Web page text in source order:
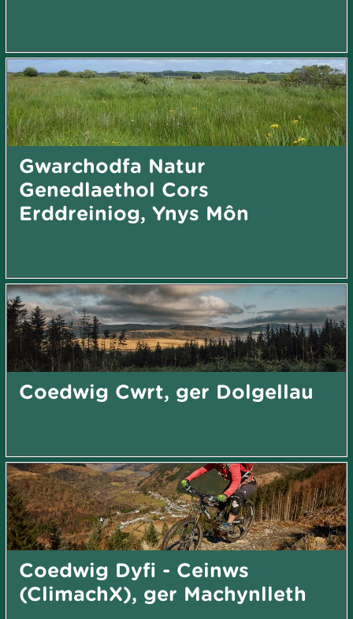
Gwarchodfa Natur
Genedlaethol Cors
Erddreiniog, Ynys Môn
Coedwig Cwrt, ger Dolgellau
Coedwig Dyfi - Ceinws
(ClimachX), ger Machynlleth